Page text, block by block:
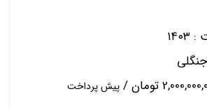
: ۱۴۰۳
جنگلی
پیش پرداخت